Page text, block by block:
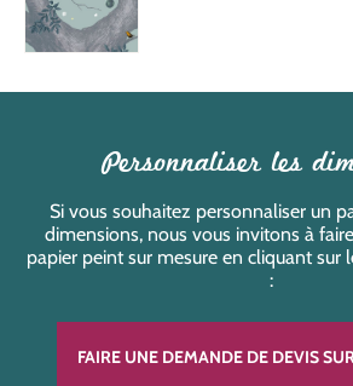
Personnaliser les
Si vous souhaitez personnaliser un
dimensions, nous vous invitons à
papier peint sur mesure en cliquant sur
:
FAIRE UNE DEMANDE DE DEVIS